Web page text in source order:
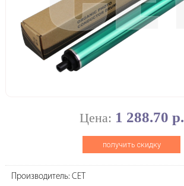
Цена: 1 288.70 р.
получить скидку
Производитель: CET